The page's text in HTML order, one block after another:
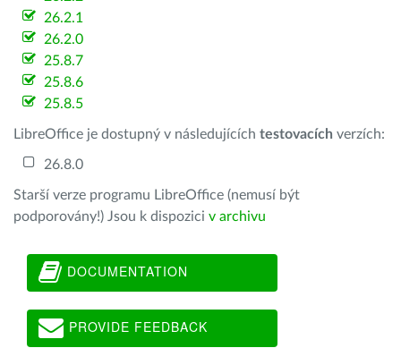
26.2.1
26.2.0
25.8.7
25.8.6
25.8.5
LibreOffice je dostupný v následujících testovacích verzích:
26.8.0
Starší verze programu LibreOffice (nemusí být
podporovány!) Jsou k dispozici v archivu
DOCUMENTATION
PROVIDE FEEDBACK